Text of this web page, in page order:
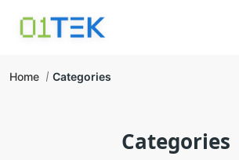
Home Categories
Categories